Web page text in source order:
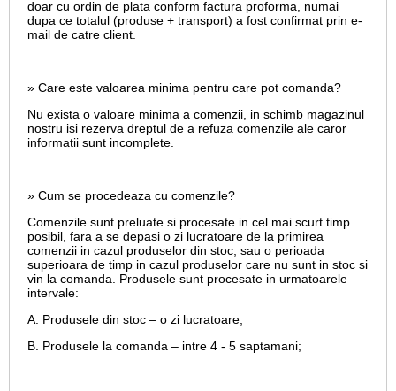
doar cu ordin de plata conform factura proforma, numai
dupa ce totalul (produse + transport) a fost confirmat prin e-
mail de catre client.
» Care este valoarea minima pentru care pot comanda?
Nu exista o valoare minima a comenzii, in schimb magazinul
nostru isi rezerva dreptul de a refuza comenzile ale caror
informatii sunt incomplete.
» Cum se procedeaza cu comenzile?
Comenzile sunt preluate si procesate in cel mai scurt timp
posibil, fara a se depasi o zi lucratoare de la primirea
comenzii in cazul produselor din stoc, sau o perioada
superioara de timp in cazul produselor care nu sunt in stoc si
vin la comanda. Produsele sunt procesate in urmatoarele
intervale:
A. Produsele din stoc – o zi lucratoare;
B. Produsele la comanda – intre 4 - 5 saptamani;